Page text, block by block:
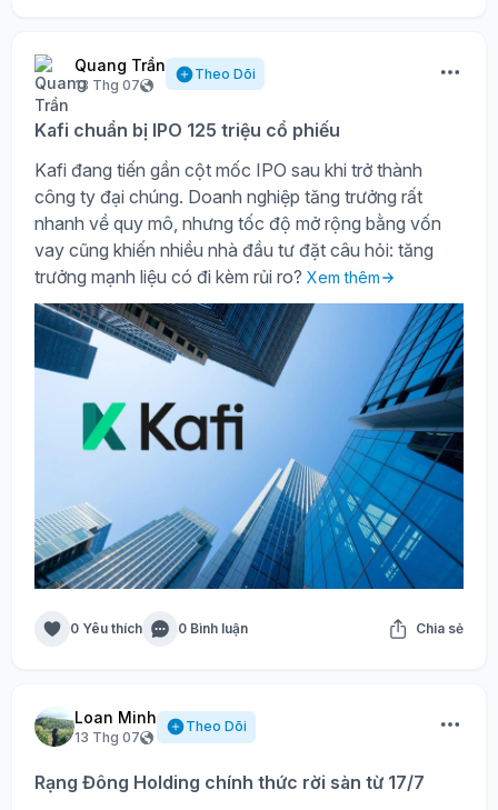
Quang Trần
13 Thg 07
Theo Dõi
Kafi chuẩn bị IPO 125 triệu cổ phiếu
Kafi đang tiến gần cột mốc IPO sau khi trở thành
công ty đại chúng. Doanh nghiệp tăng trưởng rất
nhanh về quy mô, nhưng tốc độ mở rộng bằng vốn
vay cũng khiến nhiều nhà đầu tư đặt câu hỏi: tăng
trưởng mạnh liệu có đi kèm rủi ro? Xem thêm
0 Yêu thích 0 Bình luận Chia sẻ
Loan Minh
13 Thg 07
Theo Dõi
Rạng Đông Holding chính thức rời sàn từ 17/7